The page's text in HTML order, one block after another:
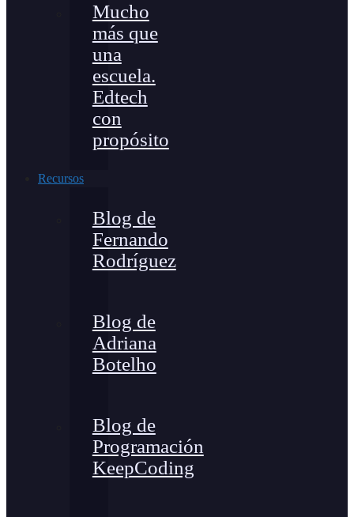
Mucho
más que
una
escuela.
Edtech
con
propósito
Recursos
Blog de
Fernando
Rodríguez
Blog de
Adriana
Botelho
Blog de
Programación
KeepCoding